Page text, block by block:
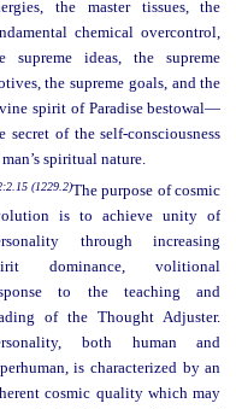
the master tissues, the
chemical overcontrol,
supreme ideas, the supreme
the supreme goals, and the
spirit of Paradise bestowal—
secret of the self-consciousness
spiritual nature.
(1229.2)The purpose of cosmic
is to achieve unity of
through increasing
dominance, volitional
to the teaching and
of the Thought Adjuster.
both human and
is characterized by an
cosmic quality which may